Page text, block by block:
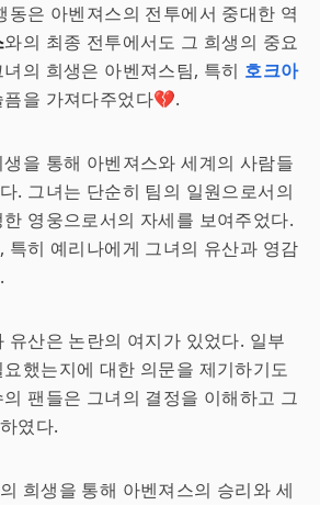
동은 아벤져스의 전투에서 중대한 역
와의 최종 전투에서도 그 희생의 중요
의 희생은 아벤져스팀, 특히 호크아
을 가져다주었다💔.
을 통해 아벤져스와 세계의 사람들
. 그녀는 단순히 팀의 일원으로서의
영웅으로서의 자세를 보여주었다.
특히 예리나에게 그녀의 유산과 영감
유산은 논란의 여지가 있었다. 일부
했는지에 대한 의문을 제기하기도
팬들은 그녀의 결정을 이해하고 그
였다.
희생을 통해 아벤져스의 승리와 세